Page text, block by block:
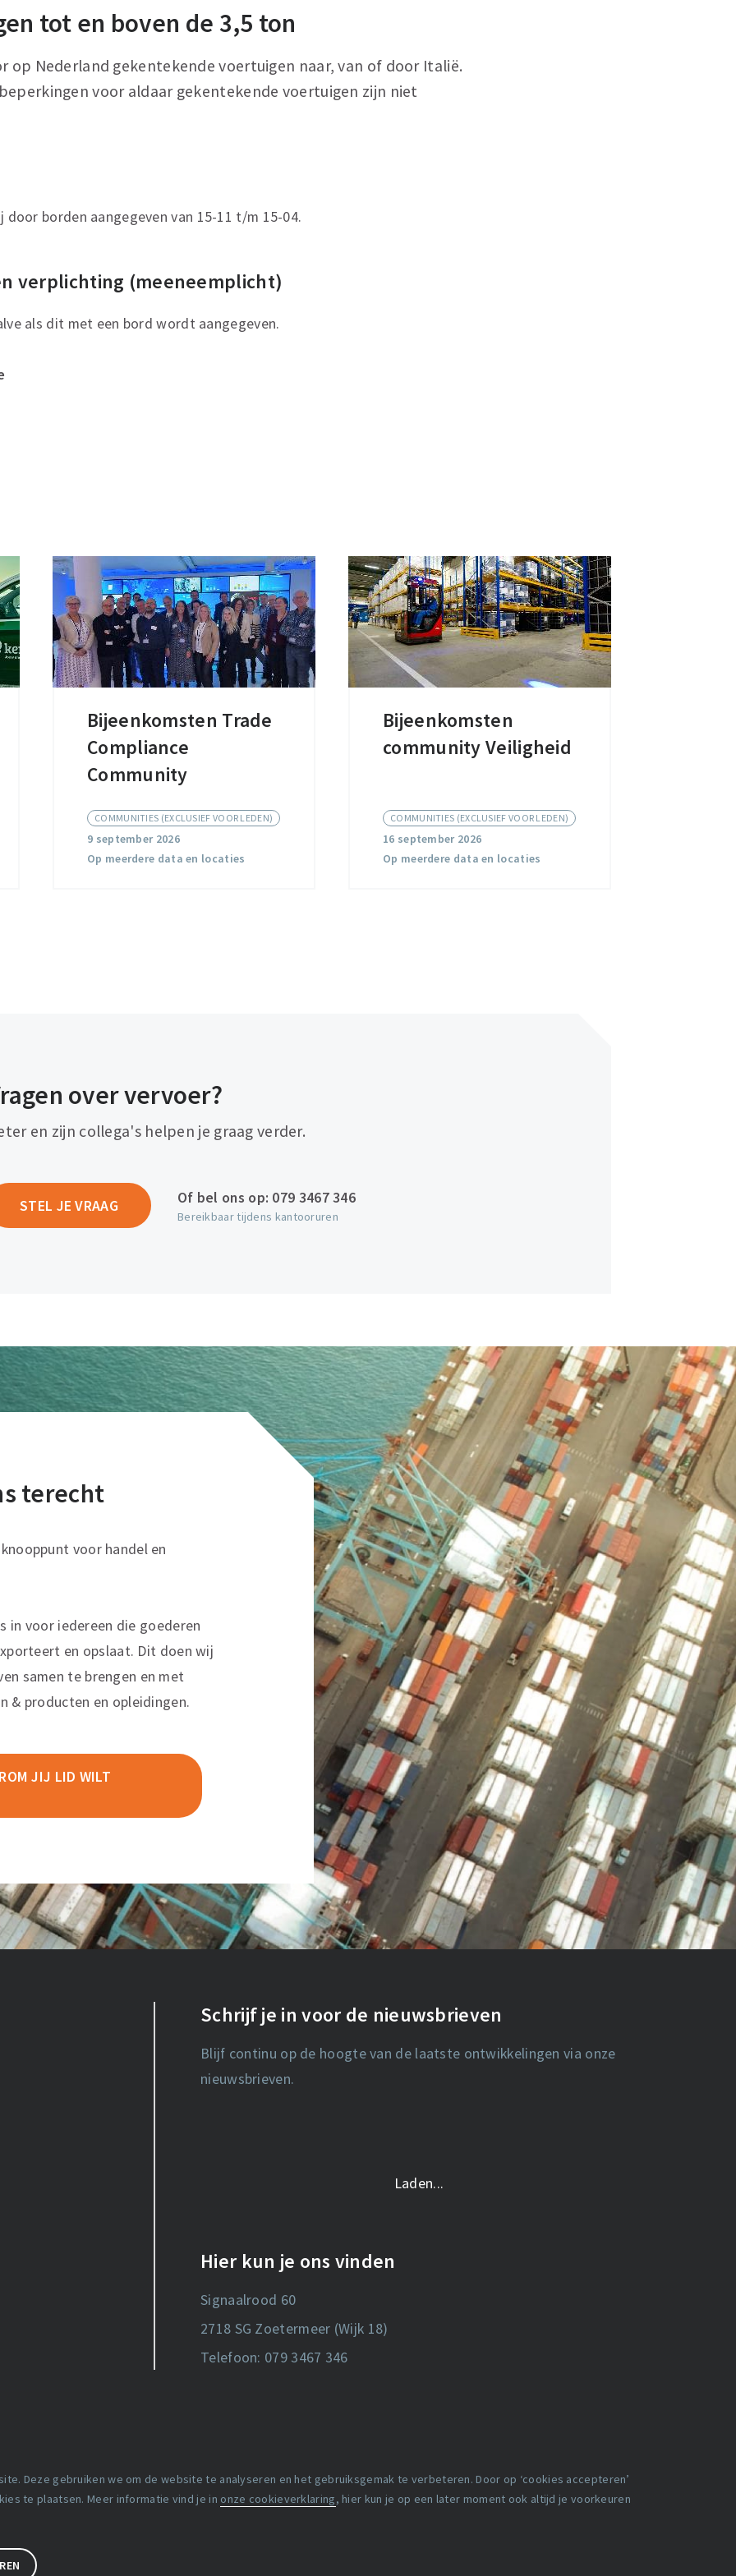
Deze gebruiken we om de website te analyseren en het gebruiksgemak te verbeteren. Door op ‘cookies accepteren’
te plaatsen. Meer informatie vind je in onze cookieverklaring, hier kun je op een later moment ook altijd je voorkeuren
tot en boven de 3,5 ton
op Nederland gekentekende voertuigen naar, van of door Italië.
voor aldaar gekentekende voertuigen zijn niet
door borden aangegeven van 15-11 t/m 15-04.
verplichting (meeneemplicht)
als dit met een bord wordt aangegeven.
Bijeenkomsten Trade
Compliance
Community
COMMUNITIES (EXCLUSIEF VOOR LEDEN)
9 september 2026
Op meerdere data en locaties
Bijeenkomsten
Trade
Compliance
Bijeenkomsten
community Veiligheid
COMMUNITIES (EXCLUSIEF VOOR LEDEN)
16 september 2026
Op meerdere data en locaties
Bijeenkomsten
community
over vervoer?
en zijn collega's helpen je graag verder.
STEL JE VRAAG Of bel ons op: 079 3467 346
Bereikbaar tijdens kantooruren
terecht
voor handel en
in voor iedereen die goederen
en opslaat. Dit doen wij
samen te brengen en met
& producten en opleidingen.
JIJ LID WILT
Schrijf je in voor de nieuwsbrieven
Blijf continu op de hoogte van de laatste ontwikkelingen via onze
nieuwsbrieven.
Laden...
Hier kun je ons vinden
Signaalrood 60
2718 SG Zoetermeer (Wijk 18)
Telefoon: 079 3467 346
voorwaarden
Copyright statement